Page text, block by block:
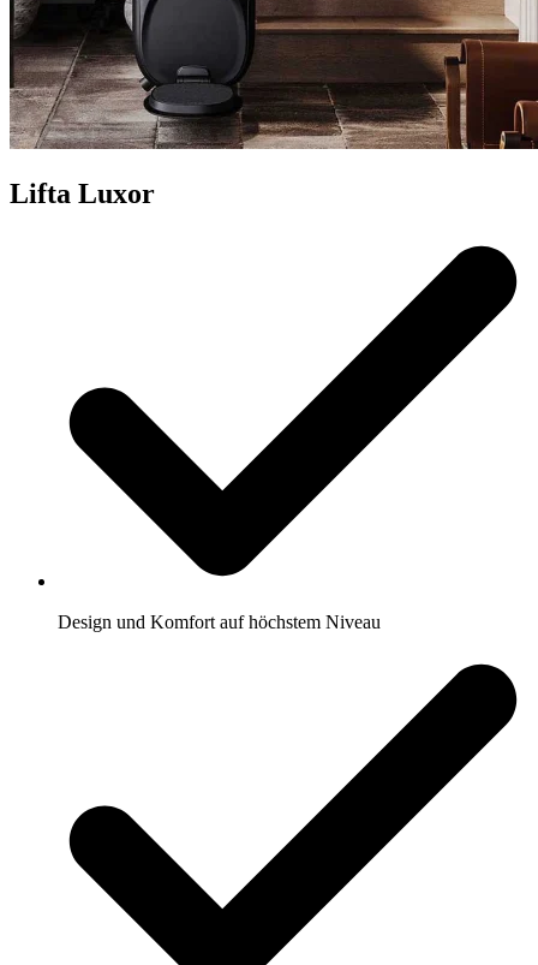
Lifta Luxor
Design und Komfort auf höchstem Niveau